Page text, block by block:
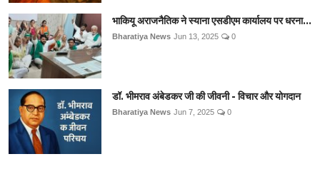
भाकियू अराजनैतिक ने स्याना एसडीएम कार्यालय पर धरना...
Bharatiya News Jun 13, 2025 0
डॉ. भीमराव अंबेडकर जी की जीवनी - विचार और योगदान
Bharatiya News Jun 7, 2025 0